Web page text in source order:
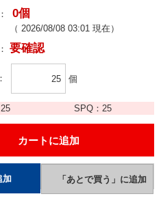
0個
（ 2026/08/08 03:01 現在）
要確認
個
25 SPQ：25